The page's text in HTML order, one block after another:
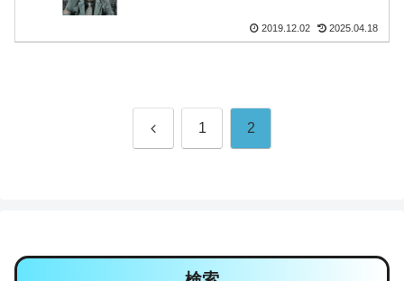
2019.12.02 2025.04.18
前 1 2